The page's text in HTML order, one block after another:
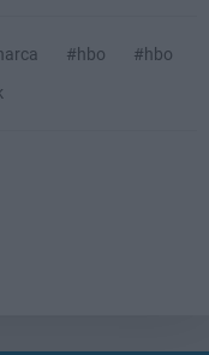
#hbo
#hbo